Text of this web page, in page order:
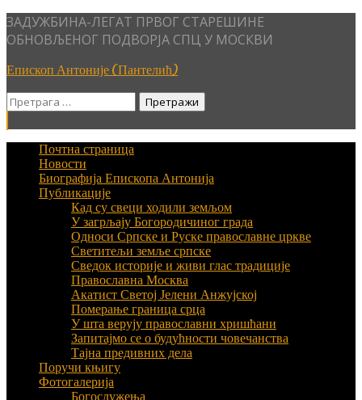
Skip
to
ЗАДУЖБИНА-ЛЕГАТ ПРВОГ СТАРЕШИНЕ
ОБНОВЉЕНОГ ПОДВОРЈА СПЦ У МОСКВИ
Епископ Антоније (Пантелић)
Претрага
Почтна страница
Новости
Биографија Епископа Антонија
Публикације
Кад су свеци ходили земљом
У загрљају Богородичиног града
Односи Српске и Руске православне цркве
Светитељи земље српске
Сведок историје и живи глас традиције
Православна Москва
Акатист Светој Јелени Анжујској
Померање граница срца
У шта верују православни хришћани
Запитајмо се о будућности човечанства
Тајна предивних дела
Поручи књигу
Фотогалерија
Богослужења